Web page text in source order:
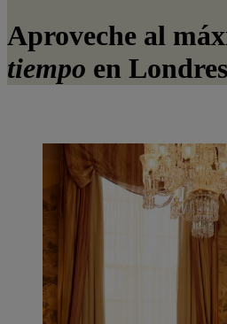
Aproveche al
tiempo en Londres